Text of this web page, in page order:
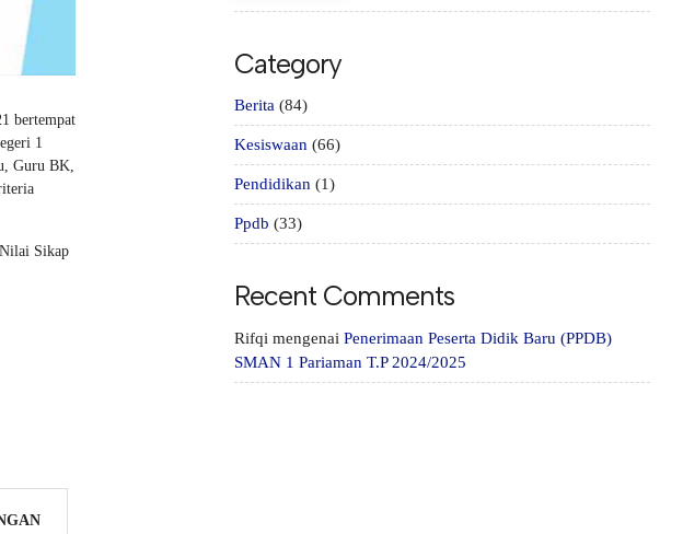
bertempat
1
Guru BK,
Sikap
Category
Berita (84)
Kesiswaan (66)
Pendidikan (1)
Ppdb (33)
Recent Comments
Rifqi mengenai Penerimaan Peserta Didik Baru (PPDB)
SMAN 1 Pariaman T.P 2024/2025